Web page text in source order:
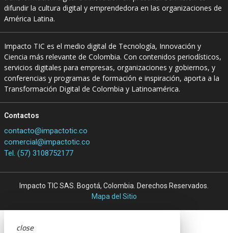
difundir la cultura digital y emprendedora en las organizaciones de
América Latina.
Impacto TIC es el medio digital de Tecnología, Innovación y
Ciencia más relevante de Colombia. Con contenidos periodísticos,
servicios digitales para empresas, organizaciones y gobiernos, y
conferencias y programas de formación e inspiración, aporta a la
Transformación Digital de Colombia y Latinoamérica.
Contactos
contacto@impactotic.co
comercial@impactotic.co
Tel. (57) 3108752177
Impacto TIC SAS. Bogotá, Colombia. Derechos Reservados.
Mapa del Sitio
close